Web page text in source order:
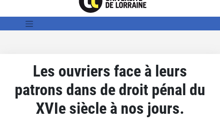
Les ouvriers face à leurs
patrons dans de droit pénal du
XVIe siècle à nos jours.